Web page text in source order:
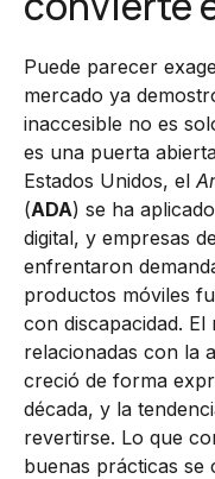
Puede parecer
mercado ya
inaccesible no es
es una puerta
Estados Unidos, el
(ADA) se ha
digital, y empresas
enfrentaron
productos móviles
con discapacidad. El
relacionadas con la
creció de forma
década, y la
revertirse. Lo que
buenas prácticas se